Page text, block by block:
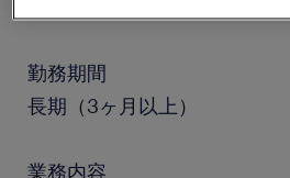
勤務期間
長期（3ヶ月以上）
業務内容